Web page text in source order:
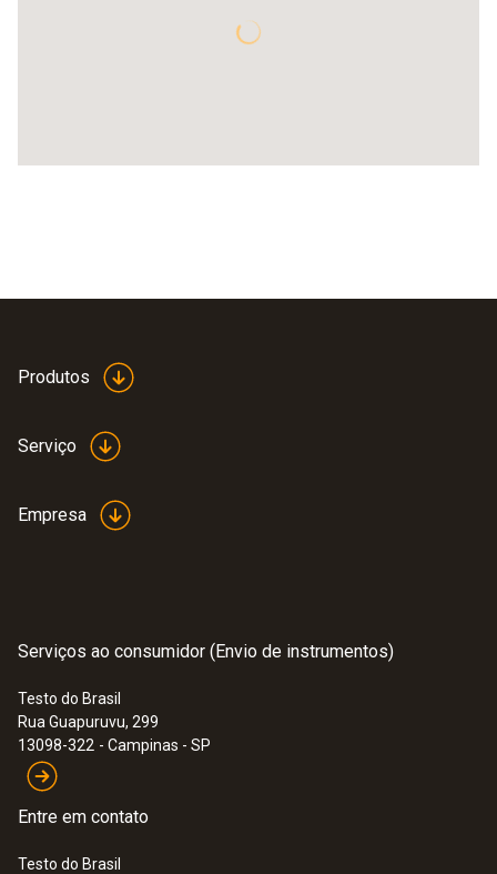
Produtos
Serviço
Empresa
Serviços ao consumidor (Envio de instrumentos)
Testo do Brasil
Rua Guapuruvu, 299
13098-322 - Campinas - SP
Entre em contato
Testo do Brasil